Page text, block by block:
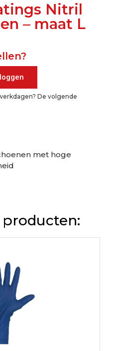
Nitril
– maat L
De volgende
met hoge
producten: